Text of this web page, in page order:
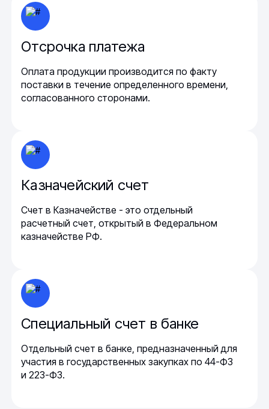
Отсрочка платежа
Оплата продукции производится по факту
поставки в течение определенного времени,
согласованного сторонами.
Казначейский счет
Счет в Казначействе - это отдельный
расчетный счет, открытый в Федеральном
казначействе РФ.
Специальный счет в банке
Отдельный счет в банке, предназначенный для
участия в государственных закупках по 44-ФЗ
и 223-ФЗ.